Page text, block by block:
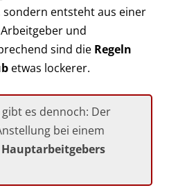
sondern entsteht aus einer
und
sind die Regeln
etwas lockerer.
gibt es dennoch: Der
bei einem